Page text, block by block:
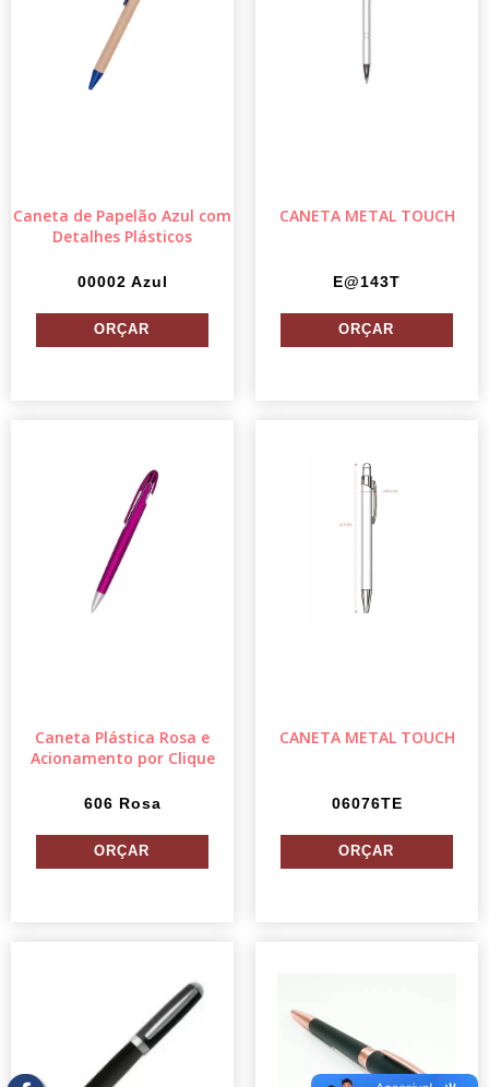
Caneta de Papelão Azul com
Detalhes Plásticos
00002 Azul
CANETA METAL TOUCH
E@143T
Caneta Plástica Rosa e
Acionamento por Clique
606 Rosa
CANETA METAL TOUCH
06076TE